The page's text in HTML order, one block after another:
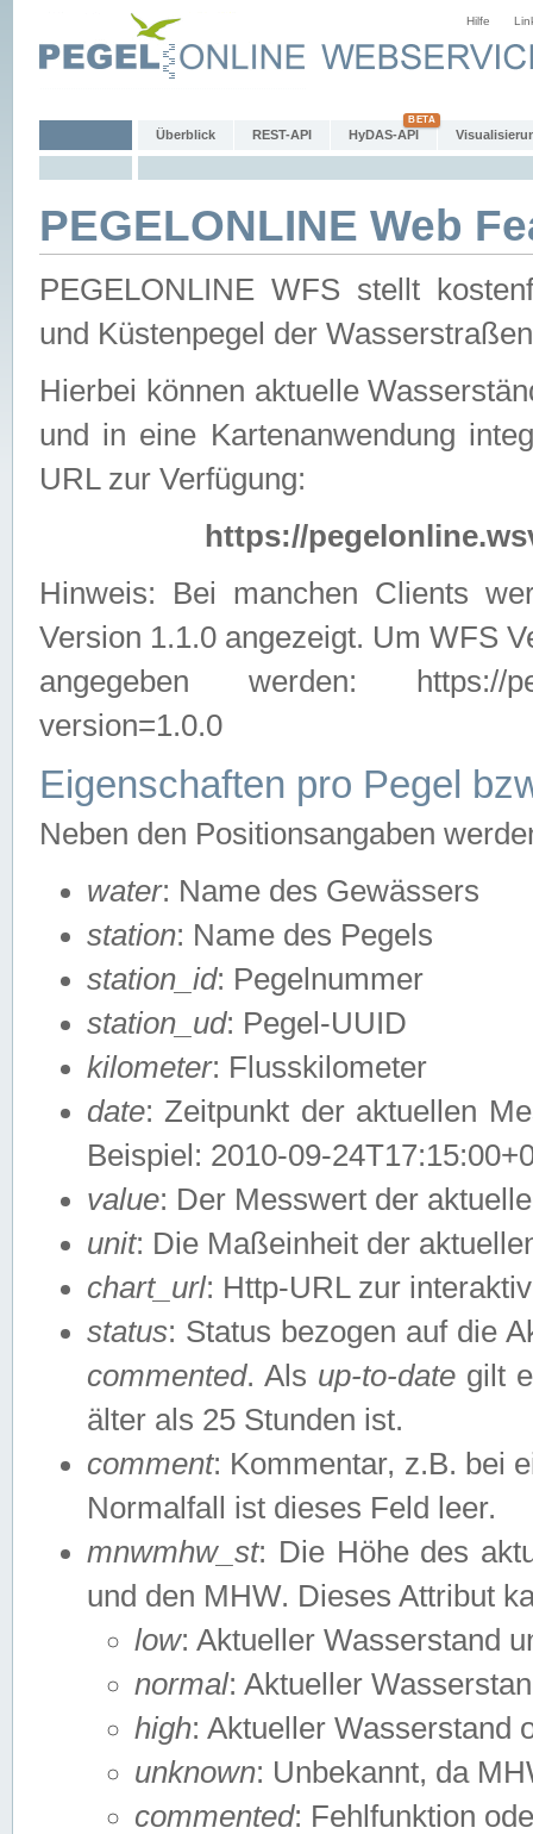
Hilfe
Überblick REST-API HyDAS-API
PEGELONLINE Web
PEGELONLINE WFS stellt
und Küstenpegel der
Hierbei können aktuelle
und in eine Kartenanwendung
URL zur Verfügung:
https://
Hinweis: Bei manchen Clients
Version 1.1.0 angezeigt. Um WFS
angegeben werden: https://
version=1.0.0
Eigenschaften pro Pegel
Neben den Positionsangaben
water: Name des Gewässers
station: Name des Pegels
station_id: Pegelnummer
station_ud: Pegel-UUID
kilometer: Flusskilometer
date: Zeitpunkt der aktuellen
Beispiel: 2010-09-
value: Der Messwert der
unit: Die Maßeinheit der
chart_url: Http-URL zur
status: Status bezogen auf die
commented. Als up-to-date gilt
älter als 25 Stunden ist.
comment: Kommentar, z.B. bei
Normalfall ist dieses Feld leer.
mnwmhw_st: Die Höhe des
und den MHW. Dieses Attribut
low: Aktueller Wasserstand
normal: Aktueller
high: Aktueller Wasserstand
unknown: Unbekannt, da
commented: Fehlfunktion